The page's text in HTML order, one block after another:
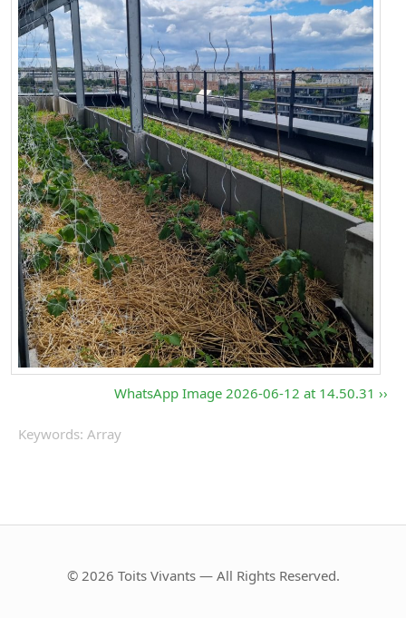
WhatsApp Image 2026-06-12 at 14.50.31
Keywords: Array
© 2026 Toits Vivants — All Rights Reserved.